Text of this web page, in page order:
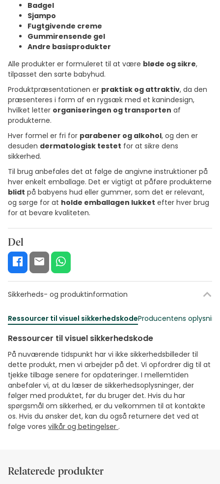
Badgel
Sjampo
Fugtgivende creme
Gummirensende gel
Andre basisprodukter
Alle produkter er formuleret til at være bløde og sikre,
tilpasset den sarte babyhud.
Produktpræsentationen er praktisk og attraktiv, da den
præsenteres i form af en rygsæk med et kanindesign,
hvilket letter organiseringen og transporten af
produkterne.
Hver formel er fri for parabener og alkohol, og den er
desuden dermatologisk testet for at sikre dens
sikkerhed.
Til brug anbefales det at følge de angivne instruktioner på
hver enkelt emballage. Det er vigtigt at påføre produkterne
blidt på babyens hud eller gummer, som det er relevant,
og sørge for at holde emballagen lukket efter hver brug
for at bevare kvaliteten.
Del
Sikkerheds- og produktinformation
Ressourcer til visuel sikkerhedskodeProducentens
Ressourcer til visuel sikkerhedskode
På nuværende tidspunkt har vi ikke sikkerhedsbilleder til
dette produkt, men vi arbejder på det. Vi opfordrer dig til at
tjekke tilbage senere for opdateringer. I mellemtiden
anbefaler vi, at du læser de sikkerhedsoplysninger, der
følger med produktet, før du bruger det. Hvis du har
spørgsmål om sikkerhed, er du velkommen til at kontakte
os. Hvis du ønsker det, kan du også returnere det ved at
følge vores vilkår og betingelser .
Relaterede produkter